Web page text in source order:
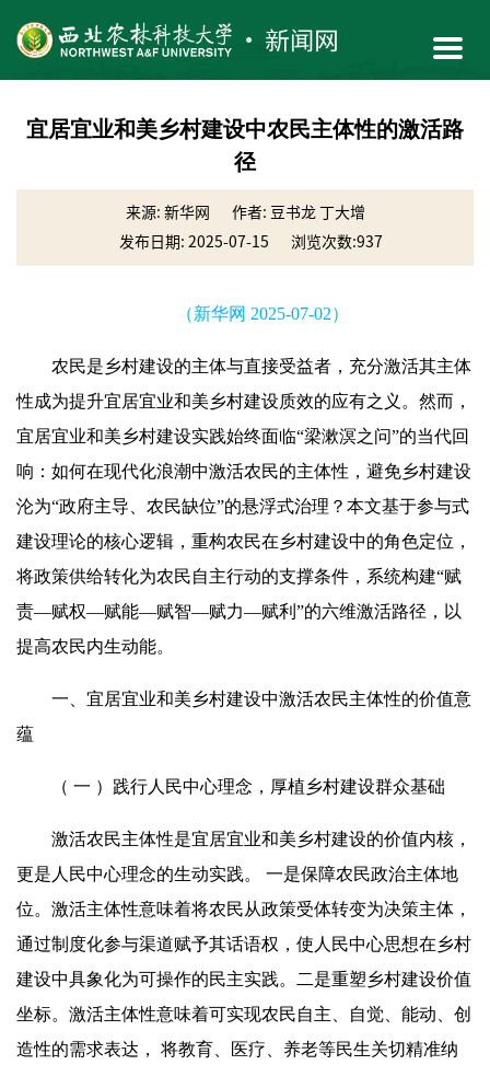
宜居宜业和美乡村建设中农民主体性的激活路
径
来源: 新华网
作者: 豆书龙 丁大增
发布日期: 2025-07-15
浏览次数:937
（新华网 2025-07-02）
农民是乡村建设的主体与直接受益者，充分激活其主体
性成为提升宜居宜业和美乡村建设质效的应有之义。然而，
宜居宜业和美乡村建设实践始终面临“梁漱溟之问”的当代回
响：如何在现代化浪潮中激活农民的主体性，避免乡村建设
沦为“政府主导、农民缺位”的悬浮式治理？本文基于参与式
建设理论的核心逻辑，重构农民在乡村建设中的角色定位，
将政策供给转化为农民自主行动的支撑条件，系统构建“赋
责—赋权—赋能—赋智—赋力—赋利 ”的六维激活路径，以
提高农民内生动能。
一、宜居宜业和美乡村建设中激活农民主体性的价值意
蕴
（ 一 ）践行人民中心理念，厚植乡村建设群众基础
激活农民主体性是宜居宜业和美乡村建设的价值内核，
更是人民中心理念的生动实践。 一是保障农民政治主体地
位。激活主体性意味着将农民从政策受体转变为决策主体，
通过制度化参与渠道赋予其话语权，使人民中心思想在乡村
建设中具象化为可操作的民主实践。二是重塑乡村建设价值
坐标。激活主体性意味着可实现农民自主、自觉、能动、创
造性的需求表达， 将教育、医疗、养老等民生关切精准纳